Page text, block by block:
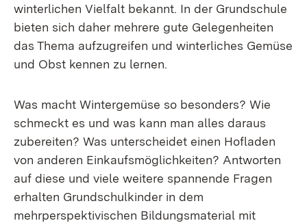
winterlichen Vielfalt bekannt. In der Grundschule
bieten sich daher mehrere gute Gelegenheiten
das Thema aufzugreifen und winterliches Gemüse
und Obst kennen zu lernen.
Was macht Wintergemüse so besonders? Wie
schmeckt es und was kann man alles daraus
zubereiten? Was unterscheidet einen Hofladen
von anderen Einkaufsmöglichkeiten? Antworten
auf diese und viele weitere spannende Fragen
erhalten Grundschulkinder in dem
mehrperspektivischen Bildungsmaterial mit